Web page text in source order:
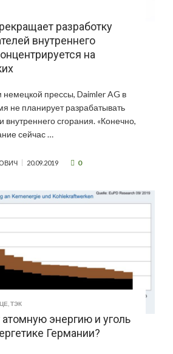
разработку
внутреннего
на
прессы, Daimler AG в
не планирует разрабатывать
внутреннего сгорания. «Конечно,
сейчас …
20.09.2019 0
ТЭК
энергию и уголь
Германии?